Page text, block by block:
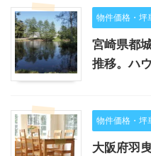
物件価格・坪
宮崎県都
推移。ハ
物件価格・坪
大阪府羽